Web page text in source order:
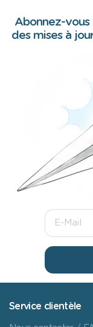
Abonnez-
des mises à
Service clientèle